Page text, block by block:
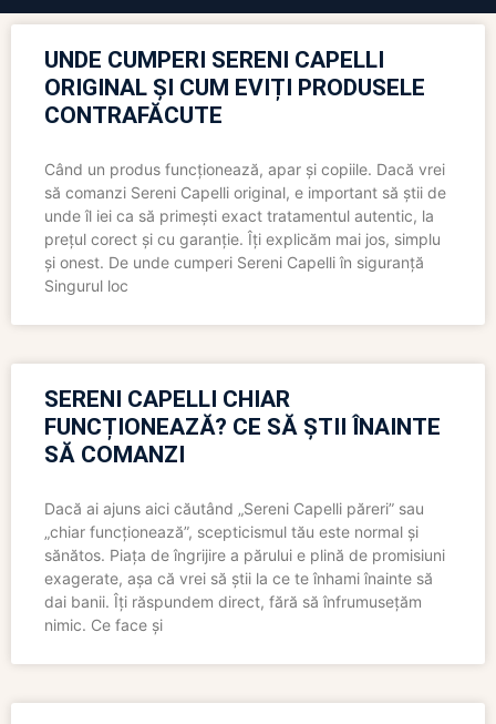
UNDE CUMPERI SERENI CAPELLI
ORIGINAL ȘI CUM EVIȚI PRODUSELE
CONTRAFĂCUTE
Când un produs funcționează, apar și copiile. Dacă vrei
să comanzi Sereni Capelli original, e important să știi de
unde îl iei ca să primești exact tratamentul autentic, la
prețul corect și cu garanție. Îți explicăm mai jos, simplu
și onest. De unde cumperi Sereni Capelli în siguranță
Singurul loc
SERENI CAPELLI CHIAR
FUNCȚIONEAZĂ? CE SĂ ȘTII ÎNAINTE
SĂ COMANZI
Dacă ai ajuns aici căutând „Sereni Capelli păreri” sau
„chiar funcționează”, scepticismul tău este normal și
sănătos. Piața de îngrijire a părului e plină de promisiuni
exagerate, așa că vrei să știi la ce te înhami înainte să
dai banii. Îți răspundem direct, fără să înfrumusețăm
nimic. Ce face și